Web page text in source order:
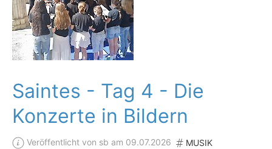
Saintes - Tag 4 - Die
Konzerte in Bildern
Veröffentlicht von sb am 09.07.2026 MUSIK